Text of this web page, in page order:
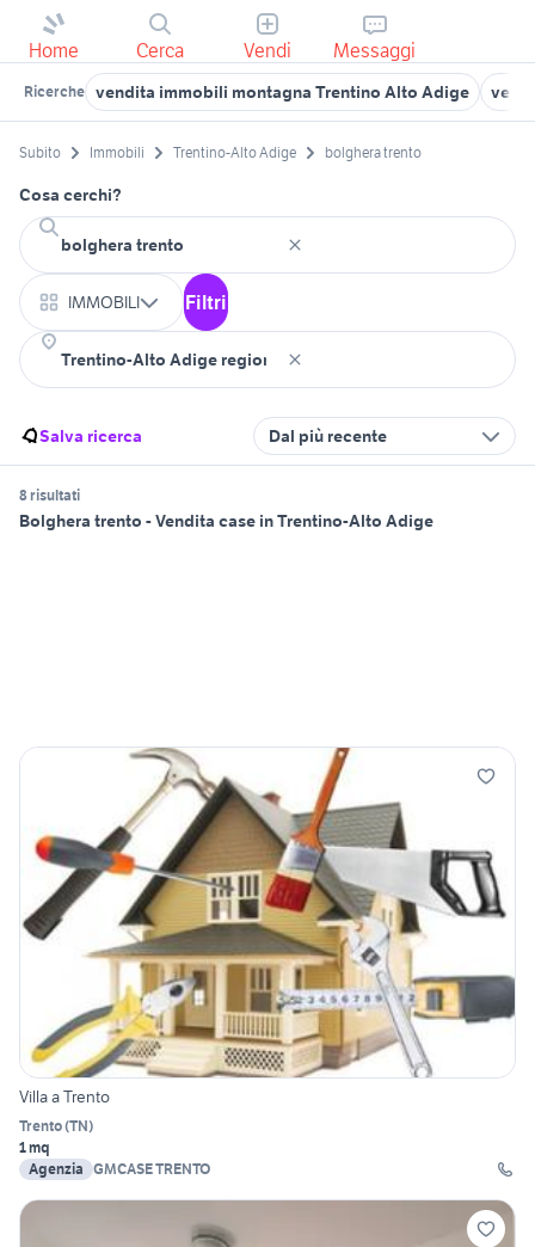
Home Cerca Vendi Messaggi
Ricerche vendita immobili montagna Trentino Alto Adige
Subito Immobili Trentino-Alto Adige bolghera trento
Cosa cerchi?
IMMOBILI Filtri
Salva ricerca Dal più recente
8 risultati
Bolghera trento - Vendita case in Trentino-Alto Adige
Villa a Trento
Trento(TN)
1 mq
Agenzia GMCASE TRENTO